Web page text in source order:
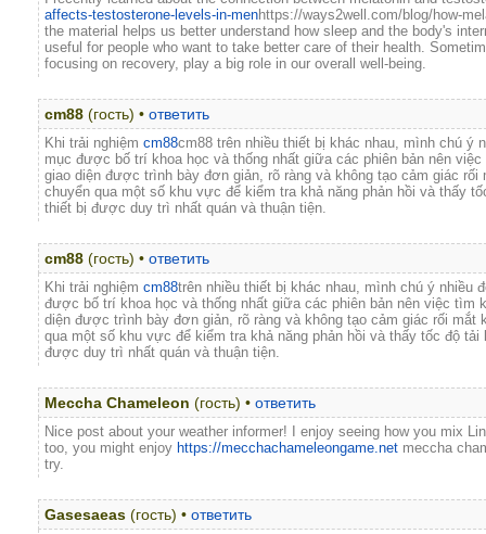
affects-testosterone-levels-in-menhttps://ways2well.com/blog/how-
the material helps us better understand how sleep and the body's
useful for people who want to take better care of their health.
focusing on recovery, play a big role in our overall well-being.
cm88 (гость) • ответить
Khi trải nghiệm cm88cm88 trên nhiều thiết bị khác nhau, mình chú ý
mục được bố trí khoa học và thống nhất giữa các phiên bản nên
giao diện được trình bày đơn giản, rõ ràng và không tạo cảm giác
chuyển qua một số khu vực để kiểm tra khả năng phản hồi và thấy
thiết bị được duy trì nhất quán và thuận tiện.
cm88 (гость) • ответить
Khi trải nghiệm cm88trên nhiều thiết bị khác nhau, mình chú ý nhiều
được bố trí khoa học và thống nhất giữa các phiên bản nên việc tìm
diện được trình bày đơn giản, rõ ràng và không tạo cảm giác rối
qua một số khu vực để kiểm tra khả năng phản hồi và thấy tốc độ
được duy trì nhất quán và thuận tiện.
Meccha Chameleon (гость) • ответить
Nice post about your weather informer! I enjoy seeing how you mix
too, you might enjoy https://mecchachameleongame.net meccha
try.
Gasesaeas (гость) • ответить